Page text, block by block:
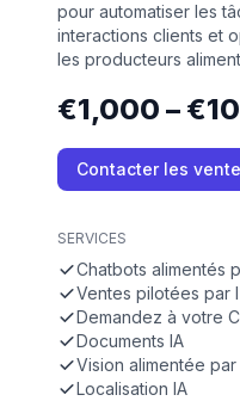
pour automatiser les
interactions clients et
les producteurs
€1,000 –
Contacter les
SERVICES
Chatbots alimentés
Ventes pilotées par
Demandez à votre
Documents IA
Vision alimentée par
Localisation IA